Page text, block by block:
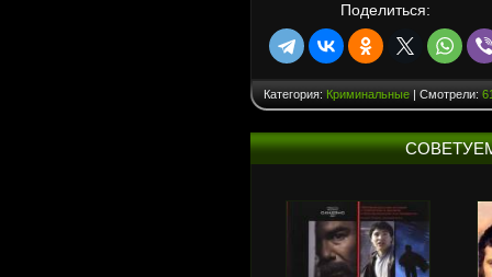
Поделиться:
Категория: Криминальные | Смотрели: